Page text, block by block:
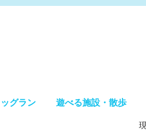
ッグラン 遊べる施設・散歩